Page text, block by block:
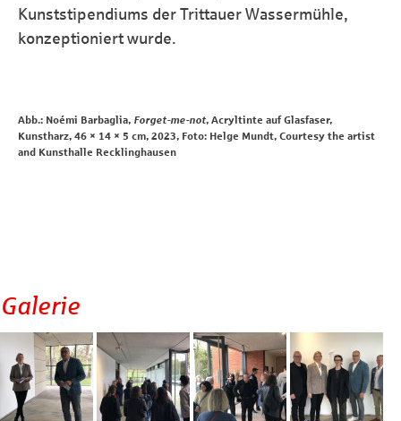
Kunststipendiums der Trittauer Wassermühle,
konzeptioniert wurde.
Abb.: Noémi Barbaglia, Forget-me-not, Acryltinte auf Glasfaser,
Kunstharz, 46 × 14 × 5 cm, 2023, Foto: Helge Mundt, Courtesy the artist
and Kunsthalle Recklinghausen
Galerie